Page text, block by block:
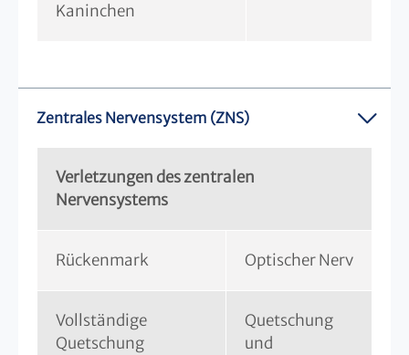
Kaninchen
Zentrales Nervensystem (ZNS)
Verletzungen des zentralen
Nervensystems
Rückenmark Optischer Nerv
Vollständige
Quetschung
Quetschung
und